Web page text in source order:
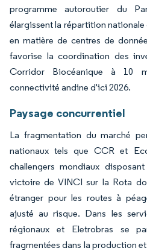
programme autoroutier du
élargissent la répartition
en matière de centres de
favorise la coordination des
Corridor Biocéanique à 10
connectivité andine d'ici 2026.
Paysage concurrentiel
La fragmentation du marché
nationaux tels que CCR et
challengers mondiaux
victoire de VINCI sur la Rota
étranger pour les routes à
ajusté au risque. Dans les
régionaux et Eletrobras se
fragmentées dans la production